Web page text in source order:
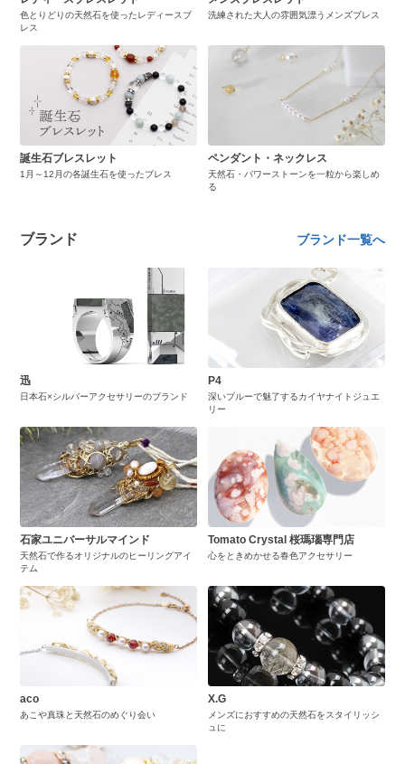
色とりどりの天然石を使ったレディースブ
レス
洗練された大人の雰囲気漂うメンズブレス
誕生石ブレスレット
1月～12月の各誕生石を使ったブレス
ペンダント・ネックレス
天然石・パワーストーンを一粒から楽しめ
る
ブランド ブランド一覧へ
迅
日本石×シルバーアクセサリーのブランド
P4
深いブルーで魅了するカイヤナイトジュエ
リー
石家ユニバーサルマインド
天然石で作るオリジナルのヒーリングアイ
テム
Tomato Crystal 桜瑪瑙専門店
心をときめかせる春色アクセサリー
aco
あこや真珠と天然石のめぐり会い
X.G
メンズにおすすめの天然石をスタイリッシ
ュに